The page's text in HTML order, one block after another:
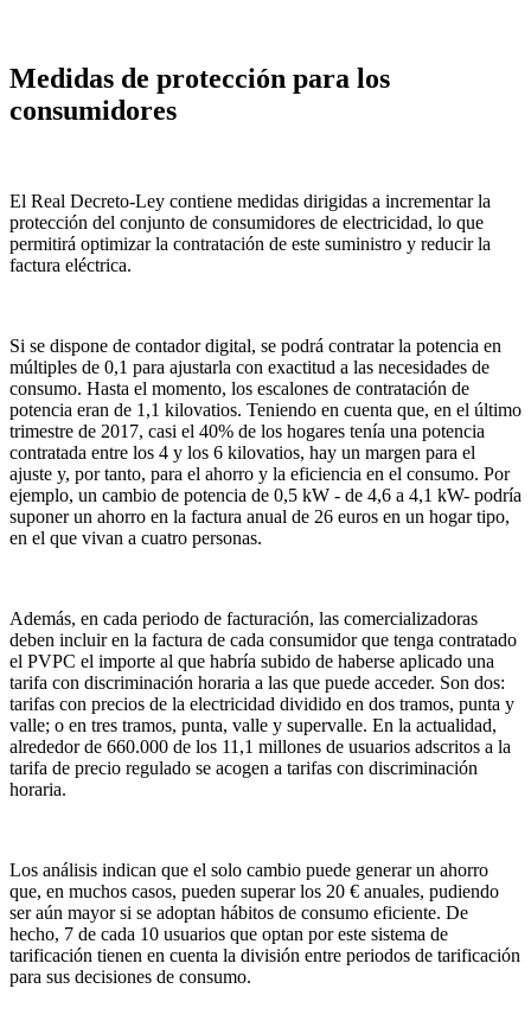
Medidas de protección para los
consumidores
El Real Decreto-Ley contiene medidas dirigidas a incrementar la
protección del conjunto de consumidores de electricidad, lo que
permitirá optimizar la contratación de este suministro y reducir la
factura eléctrica.
Si se dispone de contador digital, se podrá contratar la potencia en
múltiples de 0,1 para ajustarla con exactitud a las necesidades de
consumo. Hasta el momento, los escalones de contratación de
potencia eran de 1,1 kilovatios. Teniendo en cuenta que, en el último
trimestre de 2017, casi el 40% de los hogares tenía una potencia
contratada entre los 4 y los 6 kilovatios, hay un margen para el
ajuste y, por tanto, para el ahorro y la eficiencia en el consumo. Por
ejemplo, un cambio de potencia de 0,5 kW - de 4,6 a 4,1 kW- podría
suponer un ahorro en la factura anual de 26 euros en un hogar tipo,
en el que vivan a cuatro personas.
Además, en cada periodo de facturación, las comercializadoras
deben incluir en la factura de cada consumidor que tenga contratado
el PVPC el importe al que habría subido de haberse aplicado una
tarifa con discriminación horaria a las que puede acceder. Son dos:
tarifas con precios de la electricidad dividido en dos tramos, punta y
valle; o en tres tramos, punta, valle y supervalle. En la actualidad,
alrededor de 660.000 de los 11,1 millones de usuarios adscritos a la
tarifa de precio regulado se acogen a tarifas con discriminación
horaria.
Los análisis indican que el solo cambio puede generar un ahorro
que, en muchos casos, pueden superar los 20 € anuales, pudiendo
ser aún mayor si se adoptan hábitos de consumo eficiente. De
hecho, 7 de cada 10 usuarios que optan por este sistema de
tarificación tienen en cuenta la división entre periodos de tarificación
para sus decisiones de consumo.